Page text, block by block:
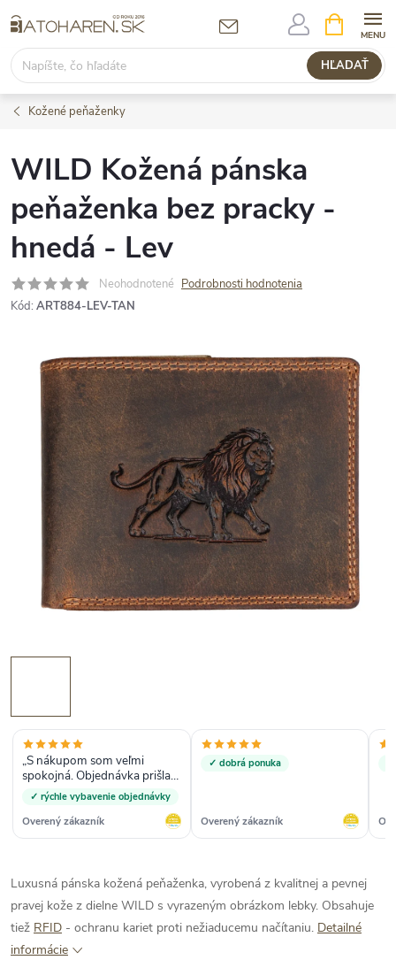
na
obsah
HĽADAŤ
KOŠÍK
Kožené peňaženky
WILD Kožená pánska
peňaženka bez pracky -
hnedá - Lev
Neohodnotené Podrobnosti hodnotenia
Kód: ART884-LEV-TAN
„S nákupom som veľmi
spokojná. Objednávka prišla
rýchlo a všetko prebehlo bez
problémov. Tovar zodpovedá
popisu a je kvalitný.
Odporúčam.“
✓ rýchle vybavenie objednávky
Overený zákazník
✓ dobrá ponuka
Overený zákazník
Luxusná pánska kožená peňaženka, vyrobená z kvalitnej a pevnej
pravej kože z dielne WILD s vyrazeným obrázkom lebky. Obsahuje
tiež RFID - ochranu kariet proti nežiaducemu načítaniu. Detailné
informácie